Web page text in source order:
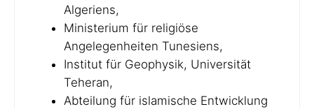
Algeriens,
Ministerium für religiöse
Angelegenheiten Tunesiens,
Institut für Geophysik, Universität
Teheran,
Abteilung für islamische Entwicklung